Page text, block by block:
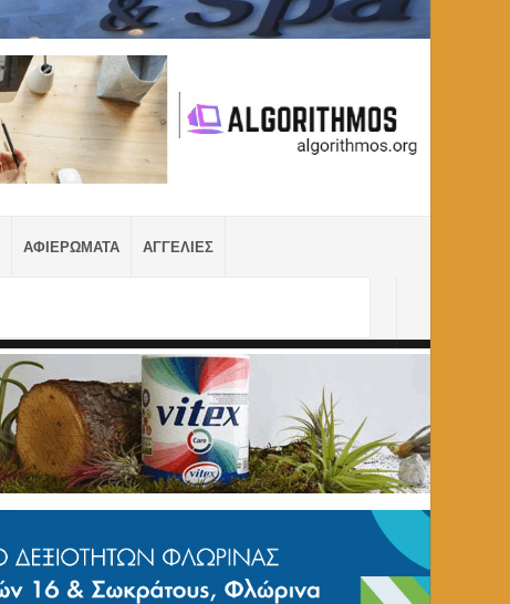
ΑΦΙΕΡΩΜΑΤΑ ΑΓΓΕΛΙΕΣ